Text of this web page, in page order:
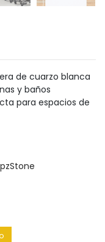
de cuarzo blanca
y baños
para espacios de